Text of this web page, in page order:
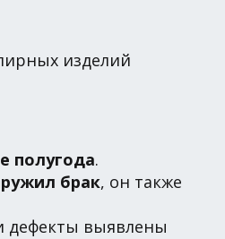
изделий
полугода.
брак, он также
дефекты выявлены